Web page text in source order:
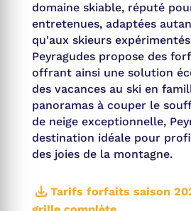
domaine skiable, réputé
entretenues, adaptées
qu'aux skieurs
Peyragudes propose des
offrant ainsi une solution
des vacances au ski en
panoramas à couper le
de neige exceptionnelle,
destination idéale pour
des joies de la montagne.
Tarifs forfaits saison